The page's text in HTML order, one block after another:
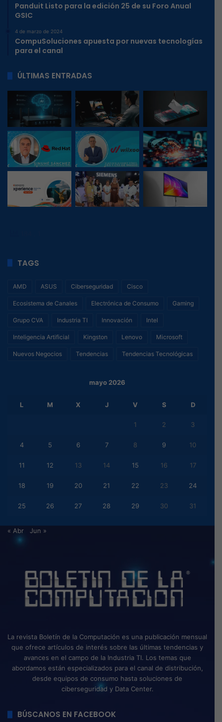
Panduit Listo para la edición 25 de su Foro Anual
GSIC
4 de marzo de 2024
CompuSoluciones apuesta por nuevas tecnologías
para el canal
ÚLTIMAS ENTRADAS
TAGS
AMD ASUS Ciberseguridad Cisco
Ecosistema de Canales Electrónica de Consumo Gaming
Grupo CVA Industria TI Innovación Intel
Inteligencia Artificial Kingston Lenovo Microsoft
Nuevos Negocios Tendencias Tendencias Tecnológicas
mayo 2026
L M X J V S D
1 2 3
4 5 6 7 8 9 10
11 12 13 14 15 16 17
18 19 20 21 22 23 24
25 26 27 28 29 30 31
« Abr Jun »
La revista Boletín de la Computación es una publicación mensual
que ofrece artículos de interés sobre las últimas tendencias y
avances en el campo de la Industria TI. Los temas que
abordamos están especializados para el canal de distribución,
desde equipos de consumo hasta soluciones de
ciberseguridad y Data Center.
BÚSCANOS EN FACEBOOK